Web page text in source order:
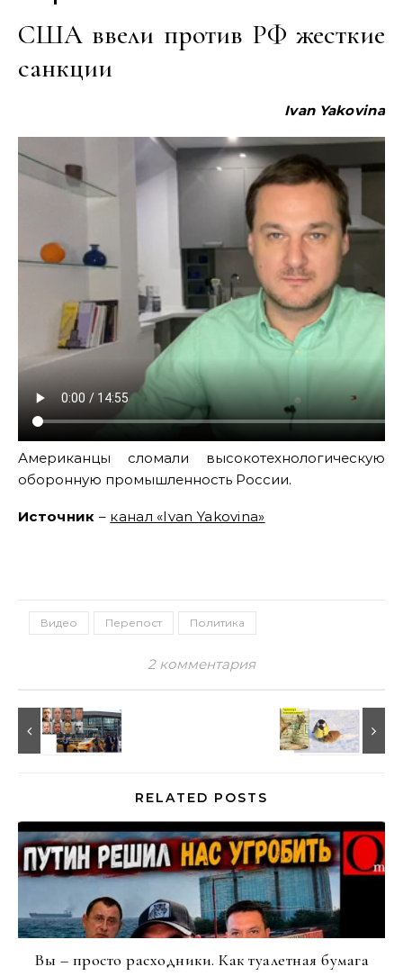
США ввели против РФ жесткие
санкции
Ivan Yakovina
Американцы сломали высокотехнологическую
оборонную промышленность России.
Источник – канал «Ivan Yakovina»
Видео Перепост Политика
2 комментария
RELATED POSTS
Вы – просто расходники. Как туалетная бумага